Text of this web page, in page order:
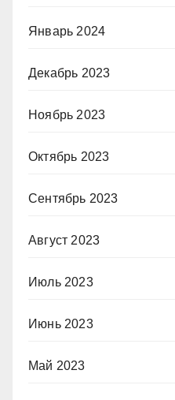
Январь 2024
Декабрь 2023
Ноябрь 2023
Октябрь 2023
Сентябрь 2023
Август 2023
Июль 2023
Июнь 2023
Май 2023